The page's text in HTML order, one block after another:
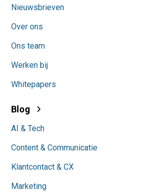
Nieuwsbrieven
Over ons
Ons team
Werken bij
Whitepapers
Blog
AI & Tech
Content & Communicatie
Klantcontact & CX
Marketing